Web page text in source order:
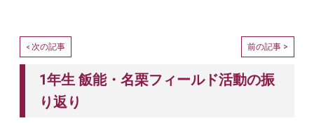
< 次の記事 前の記事 >
1年生 飯能・名栗フィールド活動の振
り返り